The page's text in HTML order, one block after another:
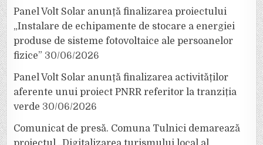
Panel Volt Solar anunță finalizarea proiectului
„Instalare de echipamente de stocare a energiei
produse de sisteme fotovoltaice ale persoanelor
fizice” 30/06/2026
Panel Volt Solar anunță finalizarea activităților
aferente unui proiect PNRR referitor la tranziția
verde 30/06/2026
Comunicat de presă. Comuna Tulnici demarează